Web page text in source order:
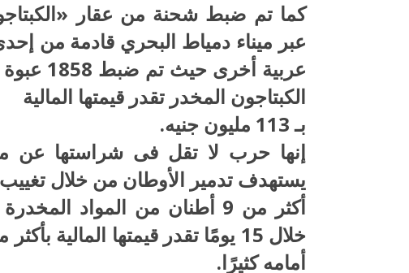
كما تم ضبط شحنة من عقار
عبر ميناء دمياط البحري قادمة من
الكبتاجون المخدر تقدر قيمتها المالية
بـ 113 مليون جنيه.
إنها حرب لا تقل فى شراستها عن
يستهدف تدمير الأوطان من خلال
أكثر من 9 أطنان من المواد
أمامه كثيرًا.